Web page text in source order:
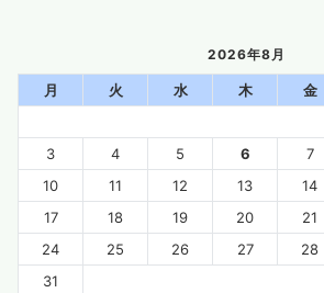
2026年8月
月 火 水 木 金
3
4 5 6 7
10
11 12 13 14
17
18 19 20 21
24
25 26 27 28
31